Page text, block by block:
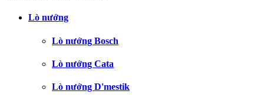
Lò nướng
Lò nướng Bosch
Lò nướng Cata
Lò nướng D'mestik